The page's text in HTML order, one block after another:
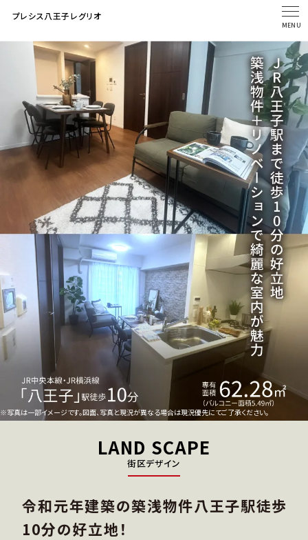
プレシス八王子レグリオ
MENU
※写真は一部イメージです。図面、写真と現況が異なる場合は現況優先にてご了承ください。
LAND SCAPE
街区デザイン
令和元年建築の築浅物件八王子駅徒歩
10分の好立地！